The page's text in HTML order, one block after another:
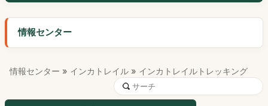
情報センター
情報センター » インカトレイル » インカトレイルトレッキング